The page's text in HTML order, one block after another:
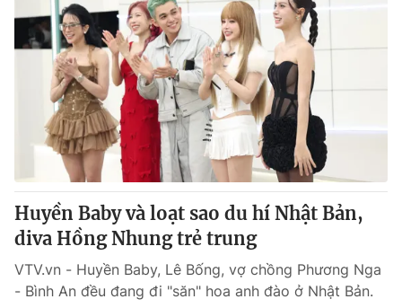
Giải sao mai
Làm đẹp
Chất lượng cuộc sống
Tuyển sinh
Học trực tuyến
Công nghệ
Hitech Công nghệ tương lai
Sản phẩm
Thị trường
Tư vấn
Giao lưu trực tuyến
Lịch phát sóng
Chuyên mục khác
Emagazine Podcast
Photo Infographic
Huyền Baby và loạt sao du hí Nhật Bản,
diva Hồng Nhung trẻ trung
VTV.vn - Huyền Baby, Lê Bống, vợ chồng Phương Nga
- Bình An đều đang đi "săn" hoa anh đào ở Nhật Bản.